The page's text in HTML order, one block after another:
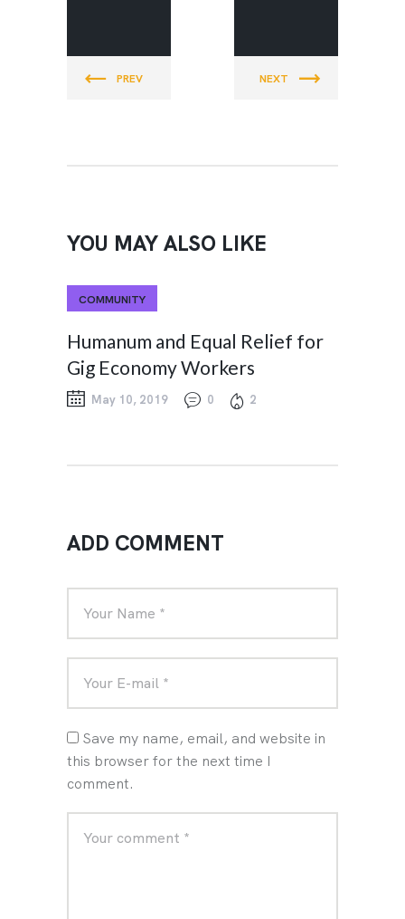
PREV NEXT
YOU MAY ALSO LIKE
COMMUNITY
Humanum and Equal Relief for
Gig Economy Workers
May 10, 2019 0 2
ADD COMMENT
Save my name, email, and website in
this browser for the next time I
comment.